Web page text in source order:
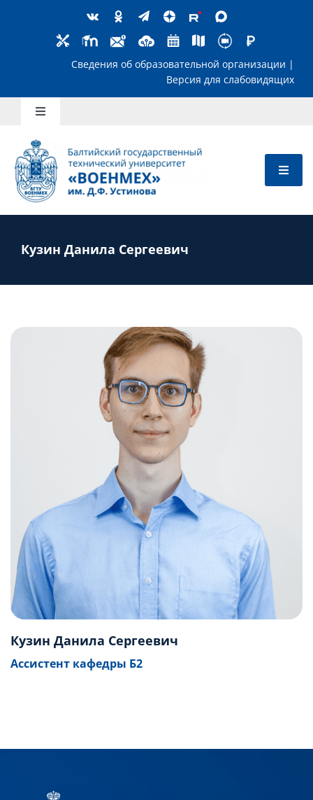
Сведения об образовательной
Toggle
Школьникам
Абитуриентам
Преподавателям
Слушателям
Кузин Данила Сергеевич
Кузин Данила Сергеевич
Ассистент кафедры Б2